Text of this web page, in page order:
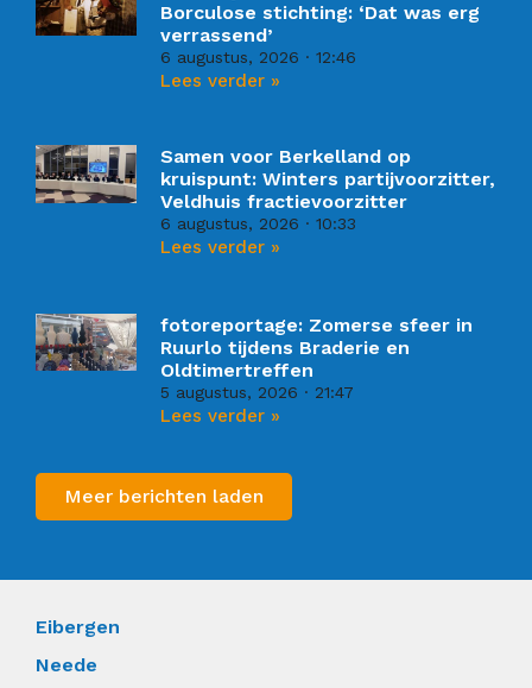
Borculose stichting: ‘Dat was erg
verrassend’
6 augustus, 2026 12:46
Lees verder »
Samen voor Berkelland op
kruispunt: Winters partijvoorzitter,
Veldhuis fractievoorzitter
6 augustus, 2026 10:33
Lees verder »
fotoreportage: Zomerse sfeer in
Ruurlo tijdens Braderie en
Oldtimertreffen
5 augustus, 2026 21:47
Lees verder »
Meer berichten laden
Eibergen
Neede